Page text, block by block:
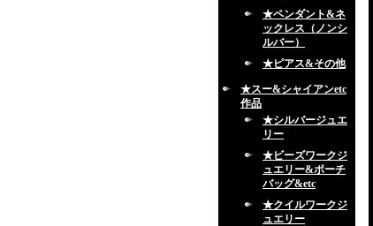
★ペンダント&ネ
ックレス（ノンシ
ルバー）
★ピアス&その他
★スー&シャイアンetc
作品
★シルバージュエ
リー
★ビーズワークジ
ュエリー&ポーチ
バッグ&etc
★クイルワークジ
ュエリー